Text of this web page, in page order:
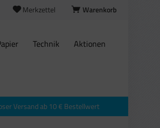
Warenkorb
Merkzettel
Technik Aktionen
Versand ab 10 € Bestellwert